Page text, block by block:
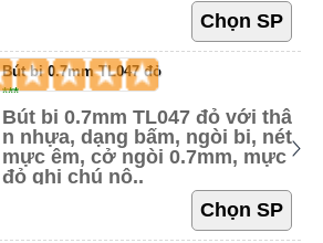
Bút bi 0.7mm TL047 đỏ
***
Bút bi 0.7mm TL047 đỏ với thâ
n nhựa, dạng bấm, ngòi bi, nét
mực êm, cở ngòi 0.7mm, mực
đỏ ghi chú nộ..